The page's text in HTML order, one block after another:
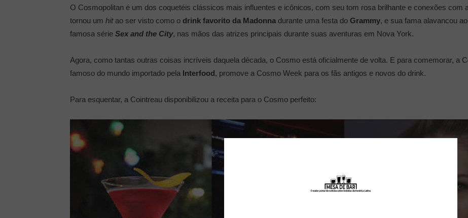
O Cosmopolitan é um dos coquetéis clássicos mais influentes e icônicos, com seu tom rosa brilhante e conexões com
tornou um hitao ser visto como o drink favorito da Madonna durante uma festa do Grammy, e sua fama alavancou
famosa série Sex and the City, nas mãos das atrizes principais durante suas aventuras em Nova York.
Agora, como tantas outras coisas incríveis daquela década, o Cosmo está oficialmente de volta. E para comemorar, a
famoso do mundo importado pela Interfood, promove a Cosmo Week para os fãs antigos e novos do drink.
Para esquentar, a Cointreau disponibilizou a receita para o Cosmo perfeito: